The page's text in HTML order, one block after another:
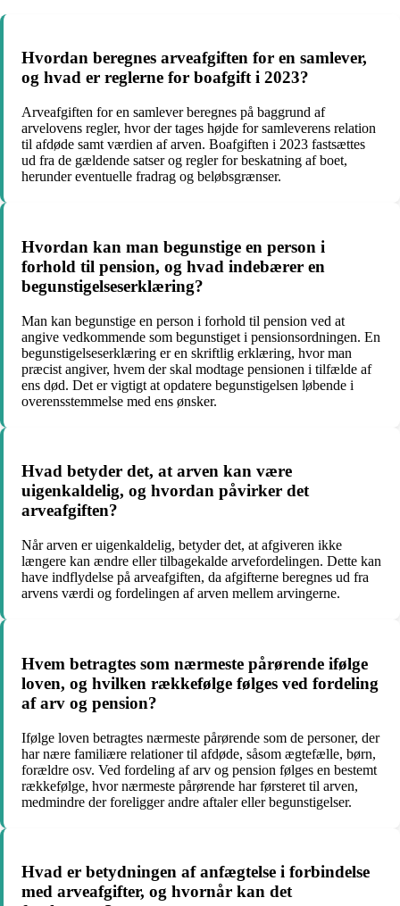
Hvordan beregnes arveafgiften for en samlever,
og hvad er reglerne for boafgift i 2023?
Arveafgiften for en samlever beregnes på baggrund af
arvelovens regler, hvor der tages højde for samleverens relation
til afdøde samt værdien af arven. Boafgiften i 2023 fastsættes
ud fra de gældende satser og regler for beskatning af boet,
herunder eventuelle fradrag og beløbsgrænser.
Hvordan kan man begunstige en person i
forhold til pension, og hvad indebærer en
begunstigelseserklæring?
Man kan begunstige en person i forhold til pension ved at
angive vedkommende som begunstiget i pensionsordningen. En
begunstigelseserklæring er en skriftlig erklæring, hvor man
præcist angiver, hvem der skal modtage pensionen i tilfælde af
ens død. Det er vigtigt at opdatere begunstigelsen løbende i
overensstemmelse med ens ønsker.
Hvad betyder det, at arven kan være
uigenkaldelig, og hvordan påvirker det
arveafgiften?
Når arven er uigenkaldelig, betyder det, at afgiveren ikke
længere kan ændre eller tilbagekalde arvefordelingen. Dette kan
have indflydelse på arveafgiften, da afgifterne beregnes ud fra
arvens værdi og fordelingen af arven mellem arvingerne.
Hvem betragtes som nærmeste pårørende ifølge
loven, og hvilken rækkefølge følges ved fordeling
af arv og pension?
Ifølge loven betragtes nærmeste pårørende som de personer, der
har nære familiære relationer til afdøde, såsom ægtefælle, børn,
forældre osv. Ved fordeling af arv og pension følges en bestemt
rækkefølge, hvor nærmeste pårørende har førsteret til arven,
medmindre der foreligger andre aftaler eller begunstigelser.
Hvad er betydningen af anfægtelse i forbindelse
med arveafgifter, og hvornår kan det